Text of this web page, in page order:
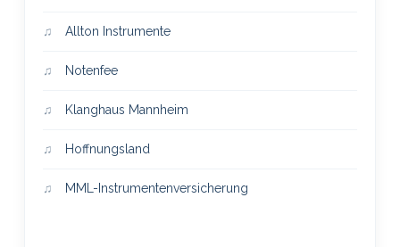
Allton Instrumente
Notenfee
Klanghaus Mannheim
Hoffnungsland
MML-Instrumentenversicherung